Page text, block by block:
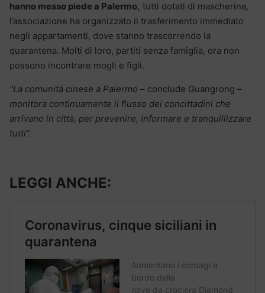
hanno messo piede a Palermo, tutti dotati di mascherina,
l’associazione ha organizzato il trasferimento immediato
negli appartamenti, dove stanno trascorrendo la
quarantena. Molti di loro, partiti senza famiglia, ora non
possono incontrare mogli e figli.
“La comunità cinese a Palermo – conclude Guangrong –
monitora continuamente il flusso dei concittadini che
arrivano in città, per prevenire, informare e tranquillizzare
tutti”.
LEGGI ANCHE: